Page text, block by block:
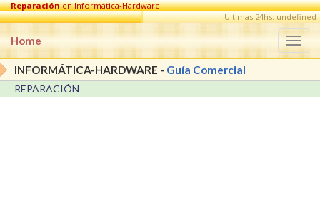
Reparaciónen Informática-Hardware
Ultimas 24hs: undefined
Home
INFORMÁTICA-HARDWARE - Guía Comercial
REPARACIÓN